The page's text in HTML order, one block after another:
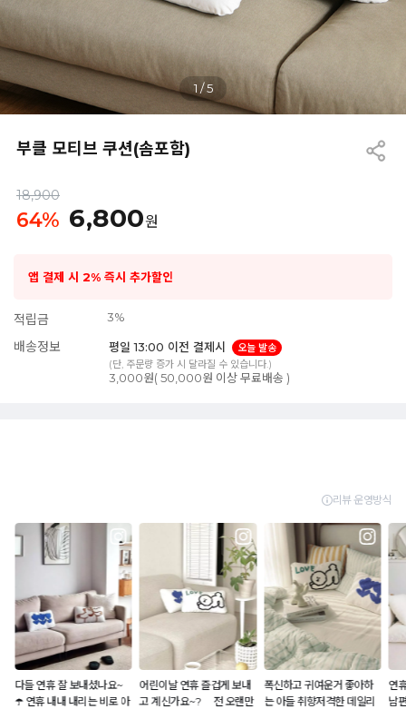
1 /5
부클 모티브 쿠션(솜포함)
18,900
64% 6,800원
앱 결제 시 2% 즉시 추가할인
적립금 3%
배송정보 평일 13:00 이전 결제시
오늘 발송
(단, 주문량 증가 시 달라질 수 있습니다.)
3,000원( 50,000원 이상 무료배송 )